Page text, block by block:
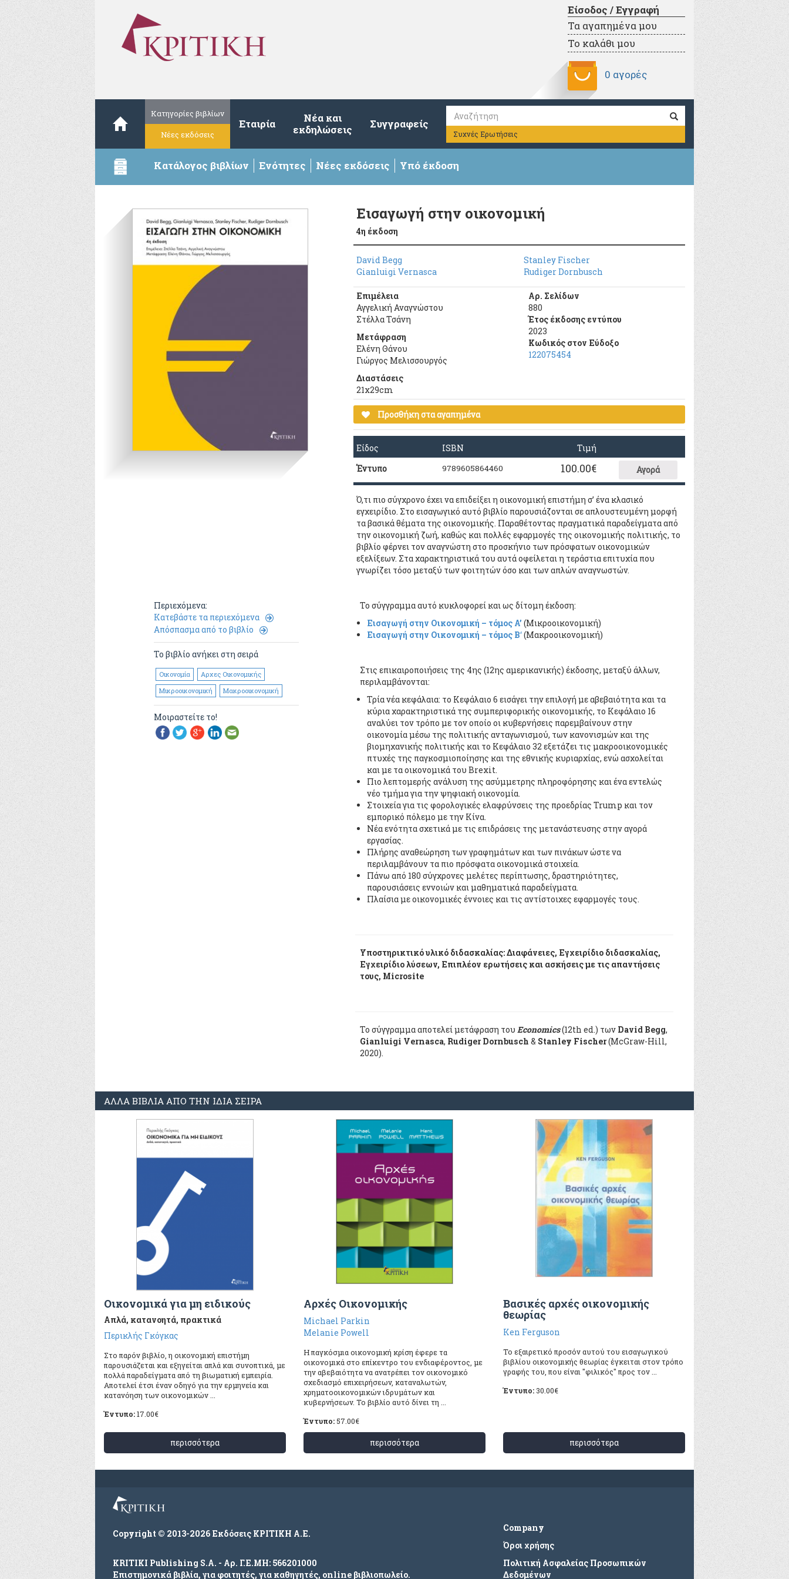
Είσοδος / Εγγραφή
Τα αγαπημένα μου
Το καλάθι μου
0 αγορές
Κατηγορίες βιβλίων
Νέες εκδόσεις
Εταιρία
Νέα και
εκδηλώσεις
Συγγραφείς
Συχνές Ερωτήσεις
Κατάλογος βιβλίων Ενότητες Νέες εκδόσεις Υπό έκδοση
Εισαγωγή στην οικονομική
4η έκδοση
David Begg
Gianluigi Vernasca
Stanley Fischer
Rudiger Dornbusch
Επιμέλεια
Αγγελική Αναγνώστου
Στέλλα Τσάνη
Μετάφραση
Ελένη Θάνου
Γιώργος Μελισσουργός
Διαστάσεις
21x29cm
Αρ. Σελίδων
880
Έτος έκδοσης εντύπου
2023
Κωδικός στον Εύδοξο
122075454
Προσθήκη στα αγαπημένα
Είδος ISBN
Τιμή
Έντυπο
9789605864460 100.00€ Αγορά
Ό,τι πιο σύγχρονο έχει να επιδείξει η οικονομική επιστήμη σ’ ένα κλασικό
εγχειρίδιο. Στο εισαγωγικό αυτό βιβλίο παρουσιάζονται σε απλουστευμένη μορφή
τα βασικά θέματα της οικονομικής. Παραθέτοντας πραγματικά παραδείγματα από
την οικονομική ζωή, καθώς και πολλές εφαρμογές της οικονομικής πολιτικής, το
βιβλίο φέρνει τον αναγνώστη στο προσκήνιο των πρόσφατων οικονομικών
εξελίξεων. Στα χαρακτηριστικά του αυτά οφείλεται η τεράστια επιτυχία που
γνωρίζει τόσο μεταξύ των φοιτητών όσο και των απλών αναγνωστών.
Περιεχόμενα:
Κατεβάστε τα περιεχόμενα
Απόσπασμα από το βιβλίο
Το βιβλίο ανήκει στη σειρά
Οικονομία
Αρχες Οικονομικής
Μικροοικονομική
Μακροοικονομική
Μοιραστείτε το!
Το σύγγραμμα αυτό κυκλοφορεί και ως δίτομη έκδοση:
Εισαγωγή στην Οικονομική – τόμος Α’ (Μικροοικονομική)
Εισαγωγή στην Οικονομική – τόμος Β‘(Μακροοικονομική)
Στις επικαιροποιήσεις της 4ης (12ης αμερικανικής) έκδοσης, μεταξύ άλλων,
περιλαμβάνονται:
Τρία νέα κεφάλαια: το Κεφάλαιο 6 εισάγει την επιλογή με αβεβαιότητα και τα
κύρια χαρακτηριστικά της συμπεριφορικής οικονομικής, το Κεφάλαιο 16
αναλύει τον τρόπο με τον οποίο οι κυβερνήσεις παρεμβαίνουν στην
οικονομία μέσω της πολιτικής ανταγωνισμού, των κανονισμών και της
βιομηχανικής πολιτικής και το Κεφάλαιο 32 εξετάζει τις μακροοικονομικές
πτυχές της παγκοσμιοποίησης και της εθνικής κυριαρχίας, ενώ ασχολείται
και με τα οικονομικά του Brexit.
Πιο λεπτομερής ανάλυση της ασύμμετρης πληροφόρησης και ένα εντελώς
νέο τμήμα για την ψηφιακή οικονομία.
Στοιχεία για τις φορολογικές ελαφρύνσεις της προεδρίας Trump και τον
εμπορικό πόλεμο με την Κίνα.
Νέα ενότητα σχετικά με τις επιδράσεις της μετανάστευσης στην αγορά
εργασίας.
Πλήρης αναθεώρηση των γραφημάτων και των πινάκων ώστε να
περιλαμβάνουν τα πιο πρόσφατα οικονομικά στοιχεία.
Πάνω από 180 σύγχρονες μελέτες περίπτωσης, δραστηριότητες,
παρουσιάσεις εννοιών και μαθηματικά παραδείγματα.
Πλαίσια με οικονομικές έννοιες και τις αντίστοιχες εφαρμογές τους.
Υποστηρικτικό υλικό διδασκαλίας: Διαφάνειες, Εγχειρίδιο διδασκαλίας,
Εγχειρίδιο λύσεων, Επιπλέον ερωτήσεις και ασκήσεις με τις απαντήσεις
τους, Microsite
Το σύγγραμμα αποτελεί μετάφραση του Economics(12th ed.) των David Begg,
Gianluigi Vernasca, Rudiger Dornbusch & Stanley Fischer(McGraw-Hill,
2020).
ΑΛΛΑ ΒΙΒΛΙΑ ΑΠΟ ΤΗΝ ΙΔΙΑ ΣΕΙΡΑ
Οικονομικά για μη ειδικούς
Απλά, κατανοητά, πρακτικά
Περικλής Γκόγκας
Στο παρόν βιβλίο, η οικονομική επιστήμη
παρουσιάζεται και εξηγείται απλά και συνοπτικά, με
πολλά παραδείγματα από τη βιωματική εμπειρία.
Αποτελεί έτσι έναν οδηγό για την ερμηνεία και
κατανόηση των οικονομικών ...
Έντυπο:17.00€
περισσότερα
Αρχές Οικονομικής
Michael Parkin
Melanie Powell
Η παγκόσμια οικονομική κρίση έφερε τα
οικονομικά στο επίκεντρο του ενδιαφέροντος, με
την αβεβαιότητα να ανατρέπει τον οικονομικό
σχεδιασμό επιχειρήσεων, καταναλωτών,
χρηματοοικονομικών ιδρυμάτων και
κυβερνήσεων. Το βιβλίο αυτό δίνει τη ...
Έντυπο: 57.00€
περισσότερα
Βασικές αρχές οικονομικής
θεωρίας
Ken Ferguson
Το εξαιρετικό προσόν αυτού του εισαγωγικού
βιβλίου οικονομικής θεωρίας έγκειται στον τρόπο
γραφής του, που είναι "φιλικός" προς τον ...
Έντυπο: 30.00€
περισσότερα
Copyright © 2013-2026 Εκδόσεις ΚΡΙΤΙΚΗ Α.Ε.
KRITIKI Publishing S.A. - Αρ. Γ.Ε.ΜΗ: 566201000
Επιστημονικά βιβλία, για φοιτητές, για καθηγητές, online βιβλιοπωλείο.
Company
Όροι χρήσης
Πολιτική Ασφαλείας Προσωπικών
Δεδομένων